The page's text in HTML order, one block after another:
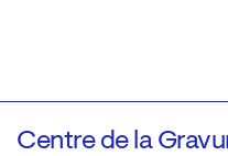
Centre de la